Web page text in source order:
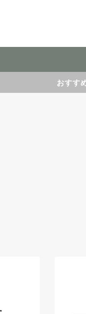
おすす